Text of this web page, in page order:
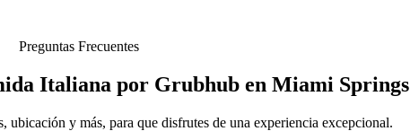
Preguntas Frecuentes
Italiana por Grubhub en Miami Springs
ubicación y más, para que disfrutes de una experiencia excepcional.